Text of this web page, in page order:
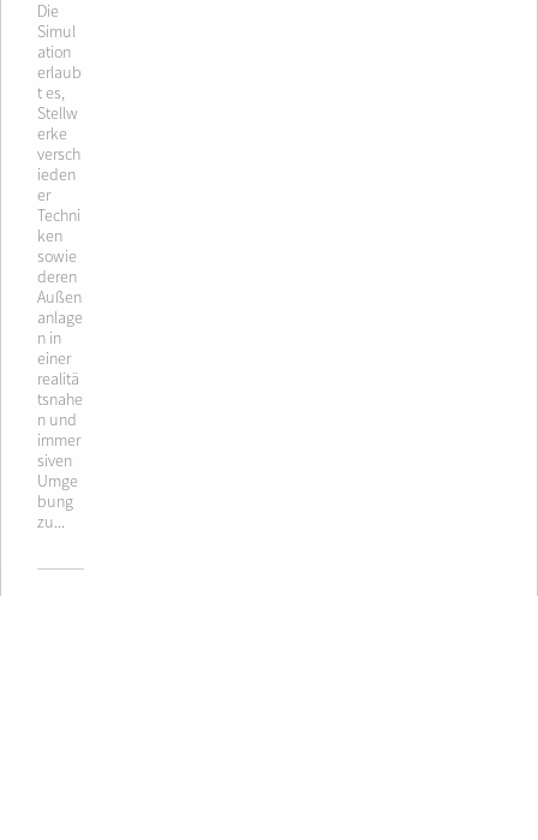
Die
Simul
ation
erlaub
t es,
Stellw
erke
versch
ieden
er
Techni
ken
sowie
deren
Außen
anlage
n in
einer
realitä
tsnahe
n und
immer
siven
Umge
bung
zu...